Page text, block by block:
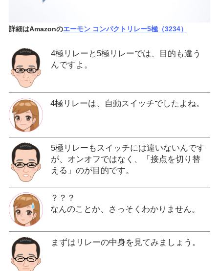
詳細はAmazonのエーモン コンパクトリレー5極（3234）
4極リレーと5極リレーでは、目的も違う
んですよ。
4極リレーは、自動スイッチでしたよね。
5極リレーもスイッチには違いないんです
が、オンオフではなく、「接点を切り替
える」のが目的です。
？？？
なんのことか、さっそくわかりません。
まずはリレーの中身を見てみましょう。